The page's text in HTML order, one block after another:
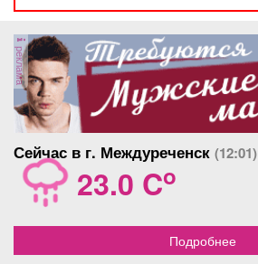
реклама
Сейчас в г. Междуреченск (12:01)
23.0 Co
Подробнее